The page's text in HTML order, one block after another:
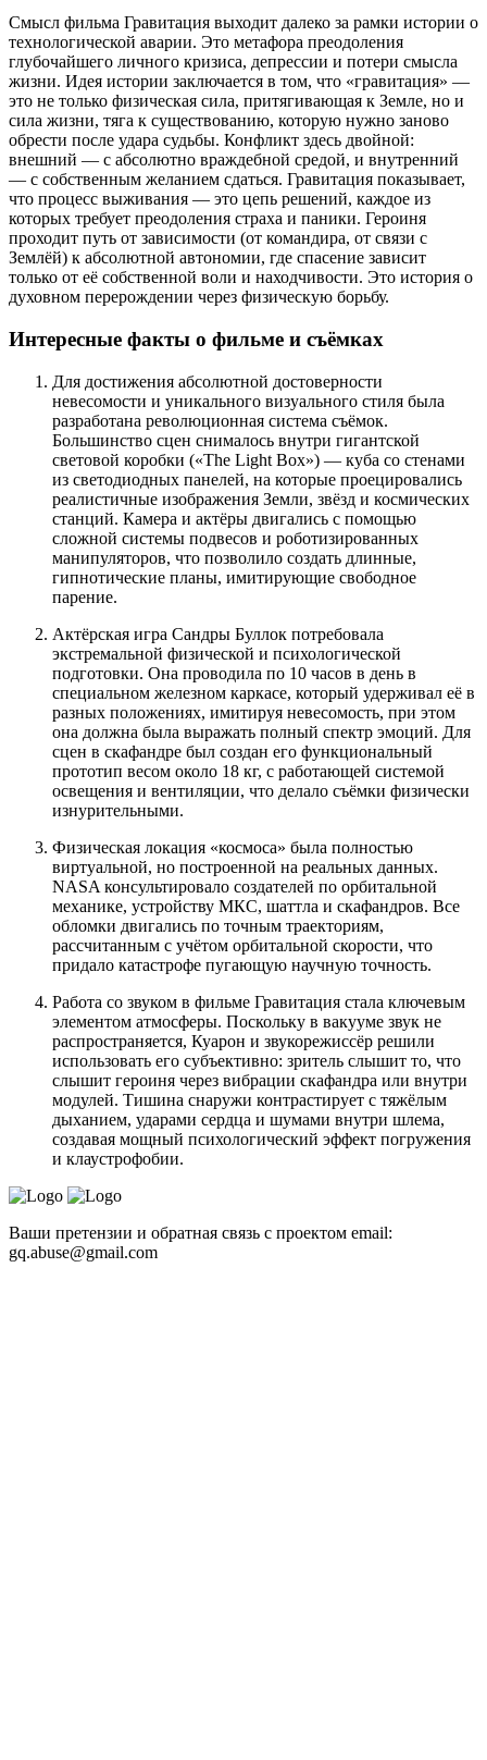
Смысл фильма Гравитация выходит далеко за рамки истории о
технологической аварии. Это метафора преодоления
глубочайшего личного кризиса, депрессии и потери смысла
жизни. Идея истории заключается в том, что «гравитация» —
это не только физическая сила, притягивающая к Земле, но и
сила жизни, тяга к существованию, которую нужно заново
обрести после удара судьбы. Конфликт здесь двойной:
внешний — с абсолютно враждебной средой, и внутренний
— с собственным желанием сдаться. Гравитация показывает,
что процесс выживания — это цепь решений, каждое из
которых требует преодоления страха и паники. Героиня
проходит путь от зависимости (от командира, от связи с
Землёй) к абсолютной автономии, где спасение зависит
только от её собственной воли и находчивости. Это история о
духовном перерождении через физическую борьбу.
Интересные факты о фильме и съёмках
Для достижения абсолютной достоверности
невесомости и уникального визуального стиля была
разработана революционная система съёмок.
Большинство сцен снималось внутри гигантской
световой коробки («The Light Box») — куба со стенами
из светодиодных панелей, на которые проецировались
реалистичные изображения Земли, звёзд и космических
станций. Камера и актёры двигались с помощью
сложной системы подвесов и роботизированных
манипуляторов, что позволило создать длинные,
гипнотические планы, имитирующие свободное
парение.
Актёрская игра Сандры Буллок потребовала
экстремальной физической и психологической
подготовки. Она проводила по 10 часов в день в
специальном железном каркасе, который удерживал её в
разных положениях, имитируя невесомость, при этом
она должна была выражать полный спектр эмоций. Для
сцен в скафандре был создан его функциональный
прототип весом около 18 кг, с работающей системой
освещения и вентиляции, что делало съёмки физически
изнурительными.
Физическая локация «космоса» была полностью
виртуальной, но построенной на реальных данных.
NASA консультировало создателей по орбитальной
механике, устройству МКС, шаттла и скафандров. Все
обломки двигались по точным траекториям,
рассчитанным с учётом орбитальной скорости, что
придало катастрофе пугающую научную точность.
Работа со звуком в фильме Гравитация стала ключевым
элементом атмосферы. Поскольку в вакууме звук не
распространяется, Куарон и звукорежиссёр решили
использовать его субъективно: зритель слышит то, что
слышит героиня через вибрации скафандра или внутри
модулей. Тишина снаружи контрастирует с тяжёлым
дыханием, ударами сердца и шумами внутри шлема,
создавая мощный психологический эффект погружения
и клаустрофобии.
Ваши претензии и обратная связь с проектом email:
gq.abuse@gmail.com